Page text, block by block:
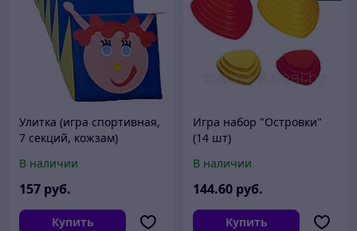
Улитка (игра спортивная,
7 секций, кожзам)
В наличии
157 руб.
Купить
Игра набор "Островки"
(14 шт)
В наличии
144.60 руб.
Купить